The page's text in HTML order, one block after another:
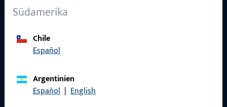
Südamerika
Chile
Español
Argentinien
Español | English